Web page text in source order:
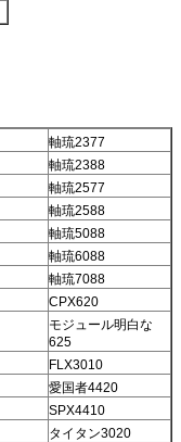
軸琉2377
軸琉2388
軸琉2577
軸琉2588
軸琉5088
軸琉6088
軸琉7088
CPX620
モジュール明白な
625
FLX3010
愛国者4420
SPX4410
タイタン3020